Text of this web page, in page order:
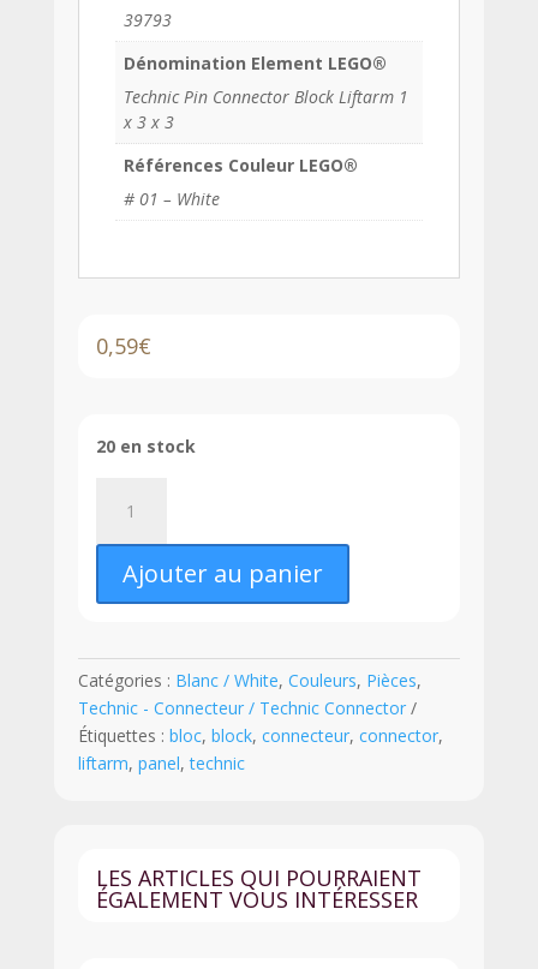
39793
Dénomination Element LEGO®
Technic Pin Connector Block Liftarm 1
x 3 x 3
Références Couleur LEGO®
# 01 – White
0,59€
20 en stock
LEGO®
Bloc
de
Technic
Liftarm
/
Connecteur
1
3
-
Ajouter au panier
Catégories : Blanc / White, Couleurs, Pièces,
Technic - Connecteur / Technic Connector
Étiquettes : bloc, block, connecteur, connector,
liftarm, panel,technic
LES ARTICLES QUI POURRAIENT
ÉGALEMENT VOUS INTÉRESSER